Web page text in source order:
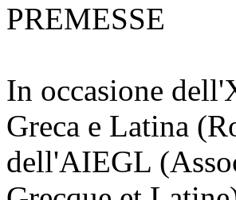
PREMESSE
In occasione
Greca e Latina
dell'AIEGL